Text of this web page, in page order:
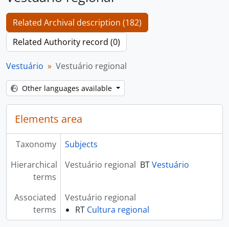
Related Archival description (182)
Related Authority record (0)
Vestuário Vestuário regional
Other languages available
Elements area
Taxonomy
Subjects
Hierarchical
terms
Vestuário regional BTVestuário
Associated
terms
Vestuário regional
RT Cultura regional